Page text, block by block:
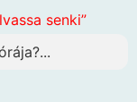
senki”